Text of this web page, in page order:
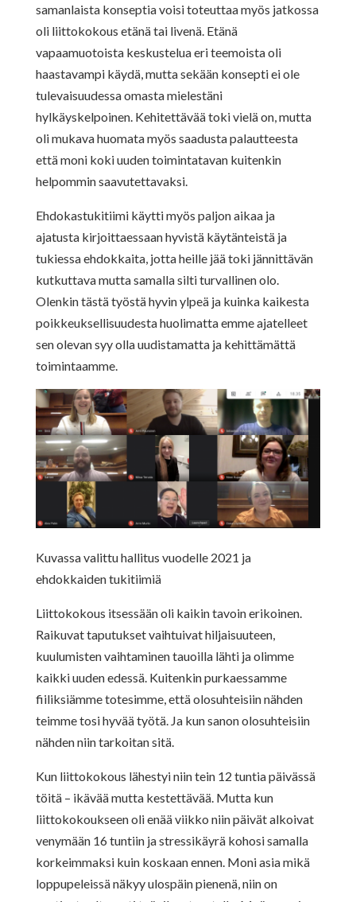
samanlaista konseptia voisi toteuttaa myös jatkossa
oli liittokokous etänä tai livenä. Etänä
vapaamuotoista keskustelua eri teemoista oli
haastavampi käydä, mutta sekään konsepti ei ole
tulevaisuudessa omasta mielestäni
hylkäyskelpoinen. Kehitettävää toki vielä on, mutta
oli mukava huomata myös saadusta palautteesta
että moni koki uuden toimintatavan kuitenkin
helpommin saavutettavaksi.
Ehdokastukitiimi käytti myös paljon aikaa ja
ajatusta kirjoittaessaan hyvistä käytänteistä ja
tukiessa ehdokkaita, jotta heille jää toki jännittävän
kutkuttava mutta samalla silti turvallinen olo.
Olenkin tästä työstä hyvin ylpeä ja kuinka kaikesta
poikkeuksellisuudesta huolimatta emme ajatelleet
sen olevan syy olla uudistamatta ja kehittämättä
toimintaamme.
Kuvassa valittu hallitus vuodelle 2021 ja
ehdokkaiden tukitiimiä
Liittokokous itsessään oli kaikin tavoin erikoinen.
Raikuvat taputukset vaihtuivat hiljaisuuteen,
kuulumisten vaihtaminen tauoilla lähti ja olimme
kaikki uuden edessä. Kuitenkin purkaessamme
fiiliksiämme totesimme, että olosuhteisiin nähden
teimme tosi hyvää työtä. Ja kun sanon olosuhteisiin
nähden niin tarkoitan sitä.
Kun liittokokous lähestyi niin tein 12 tuntia päivässä
töitä – ikävää mutta kestettävää. Mutta kun
liittokokoukseen oli enää viikko niin päivät alkoivat
venymään 16 tuntiin ja stressikäyrä kohosi samalla
korkeimmaksi kuin koskaan ennen. Moni asia mikä
loppupeleissä näkyy ulospäin pienenä, niin on